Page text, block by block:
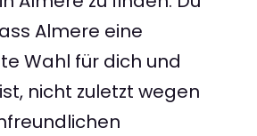
Almere eine
Wahl für dich und
nicht zuletzt wegen